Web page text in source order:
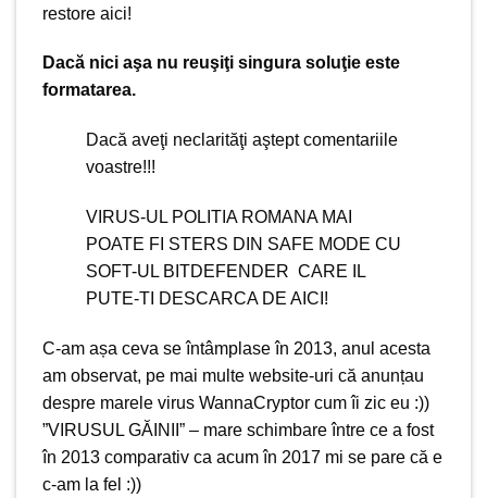
restore aici!
Dacă nici aşa nu reuşiţi singura soluţie este
formatarea.
Dacă aveţi neclarităţi aştept comentariile
voastre!!!
VIRUS-UL POLITIA ROMANA MAI
POATE FI STERS DIN SAFE MODE CU
SOFT-UL BITDEFENDER CARE IL
PUTE-TI DESCARCA DE AICI !
C-am așa ceva se întâmplase în 2013, anul acesta
am observat, pe mai multe website-uri că anunțau
despre marele virus WannaCryptor cum îi zic eu :))
”VIRUSUL GĂINII” – mare schimbare între ce a fost
în 2013 comparativ ca acum în 2017 mi se pare că e
c-am la fel :))